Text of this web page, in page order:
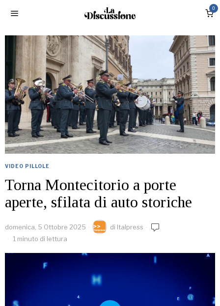
0
VIDEO PILLOLE
Torna Montecitorio a porte
aperte, sfilata di auto storiche
domenica, 5 Ottobre 2025 di Italpress
1 minuto di lettura